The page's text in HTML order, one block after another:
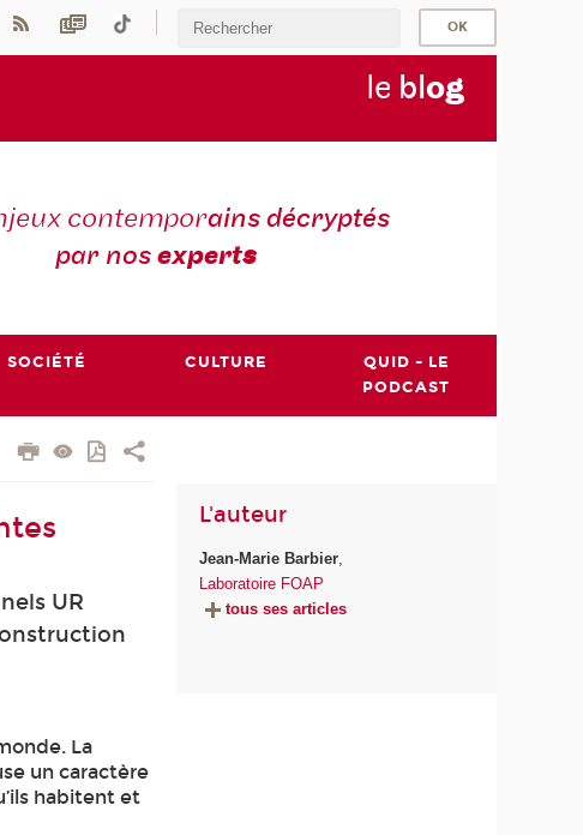
le blog
contemporains décryptés
par nosexperts
SOCIÉTÉ CULTURE
QUID - LE
PODCAST
UR
La
un caractère
habitent et
L'auteur
Jean-Marie Barbier,
Laboratoire FOAP
tous ses articles